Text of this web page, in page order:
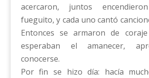
acercaron, juntos
fueguito, y cada uno cantó
Entonces se armaron de
esperaban el amanecer,
conocerse.
Por fin se hizo día: hacía